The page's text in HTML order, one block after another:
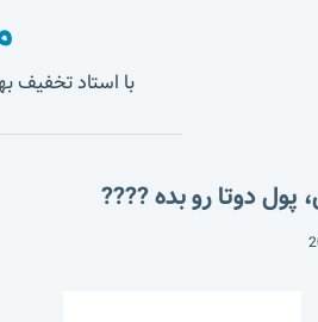
با استاد تخفیف
دوتا رو بده ????